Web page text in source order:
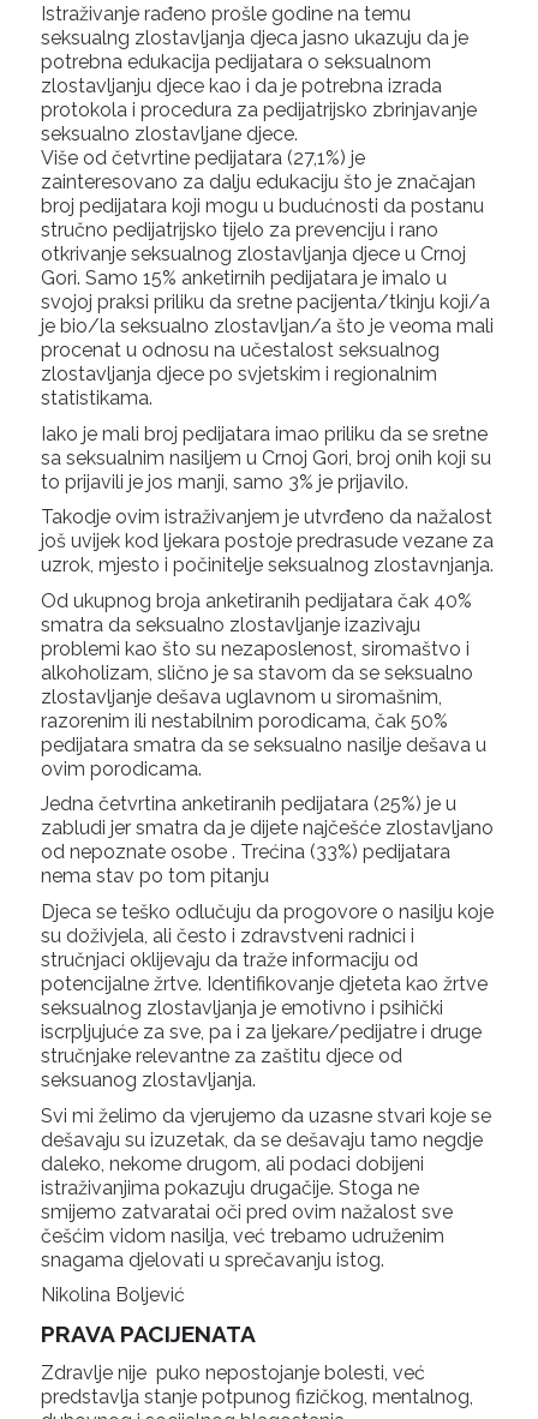
Istraživanje rađeno prošle godine na temu
seksualng zlostavljanja djeca jasno ukazuju da je
potrebna edukacija pedijatara o seksualnom
zlostavljanju djece kao i da je potrebna izrada
protokola i procedura za pedijatrijsko zbrinjavanje
seksualno zlostavljane djece.
Više od četvrtine pedijatara (27,1%) je
zainteresovano za dalju edukaciju što je značajan
broj pedijatara koji mogu u budućnosti da postanu
stručno pedijatrijsko tijelo za prevenciju i rano
otkrivanje seksualnog zlostavljanja djece u Crnoj
Gori. Samo 15% anketirnih pedijatara je imalo u
svojoj praksi priliku da sretne pacijenta/tkinju koji/a
je bio/la seksualno zlostavljan/a što je veoma mali
procenat u odnosu na učestalost seksualnog
zlostavljanja djece po svjetskim i regionalnim
statistikama.
Iako je mali broj pedijatara imao priliku da se sretne
sa seksualnim nasiljem u Crnoj Gori, broj onih koji su
to prijavili je jos manji, samo 3% je prijavilo.
Takodje ovim istraživanjem je utvrđeno da nažalost
još uvijek kod ljekara postoje predrasude vezane za
uzrok, mjesto i počinitelje seksualnog zlostavnjanja.
Od ukupnog broja anketiranih pedijatara čak 40%
smatra da seksualno zlostavljanje izazivaju
problemi kao što su nezaposlenost, siromaštvo i
alkoholizam, slično je sa stavom da se seksualno
zlostavljanje dešava uglavnom u siromašnim,
razorenim ili nestabilnim porodicama, čak 50%
pedijatara smatra da se seksualno nasilje dešava u
ovim porodicama.
Jedna četvrtina anketiranih pedijatara (25%) je u
zabludi jer smatra da je dijete najčešće zlostavljano
od nepoznate osobe . Trećina (33%) pedijatara
nema stav po tom pitanju
Djeca se teško odlučuju da progovore o nasilju koje
su doživjela, ali često i zdravstveni radnici i
stručnjaci oklijevaju da traže informaciju od
potencijalne žrtve. Identifikovanje djeteta kao žrtve
seksualnog zlostavljanja je emotivno i psihički
iscrpljujuće za sve, pa i za ljekare/pedijatre i druge
stručnjake relevantne za zaštitu djece od
seksuanog zlostavljanja.
Svi mi želimo da vjerujemo da uzasne stvari koje se
dešavaju su izuzetak, da se dešavaju tamo negdje
daleko, nekome drugom, ali podaci dobijeni
istraživanjima pokazuju drugačije. Stoga ne
smijemo zatvaratai oči pred ovim nažalost sve
češćim vidom nasilja, već trebamo udruženim
snagama djelovati u sprečavanju istog.
Nikolina Boljević
PRAVA PACIJENATA
Zdravlje nije puko nepostojanje bolesti, već
predstavlja stanje potpunog fizičkog, mentalnog,